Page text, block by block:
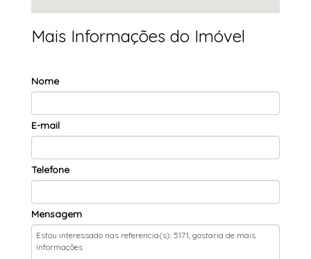
Mais Informações do Imóvel
Nome
E-mail
Telefone
Mensagem